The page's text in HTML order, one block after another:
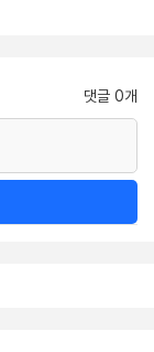
댓글 0개